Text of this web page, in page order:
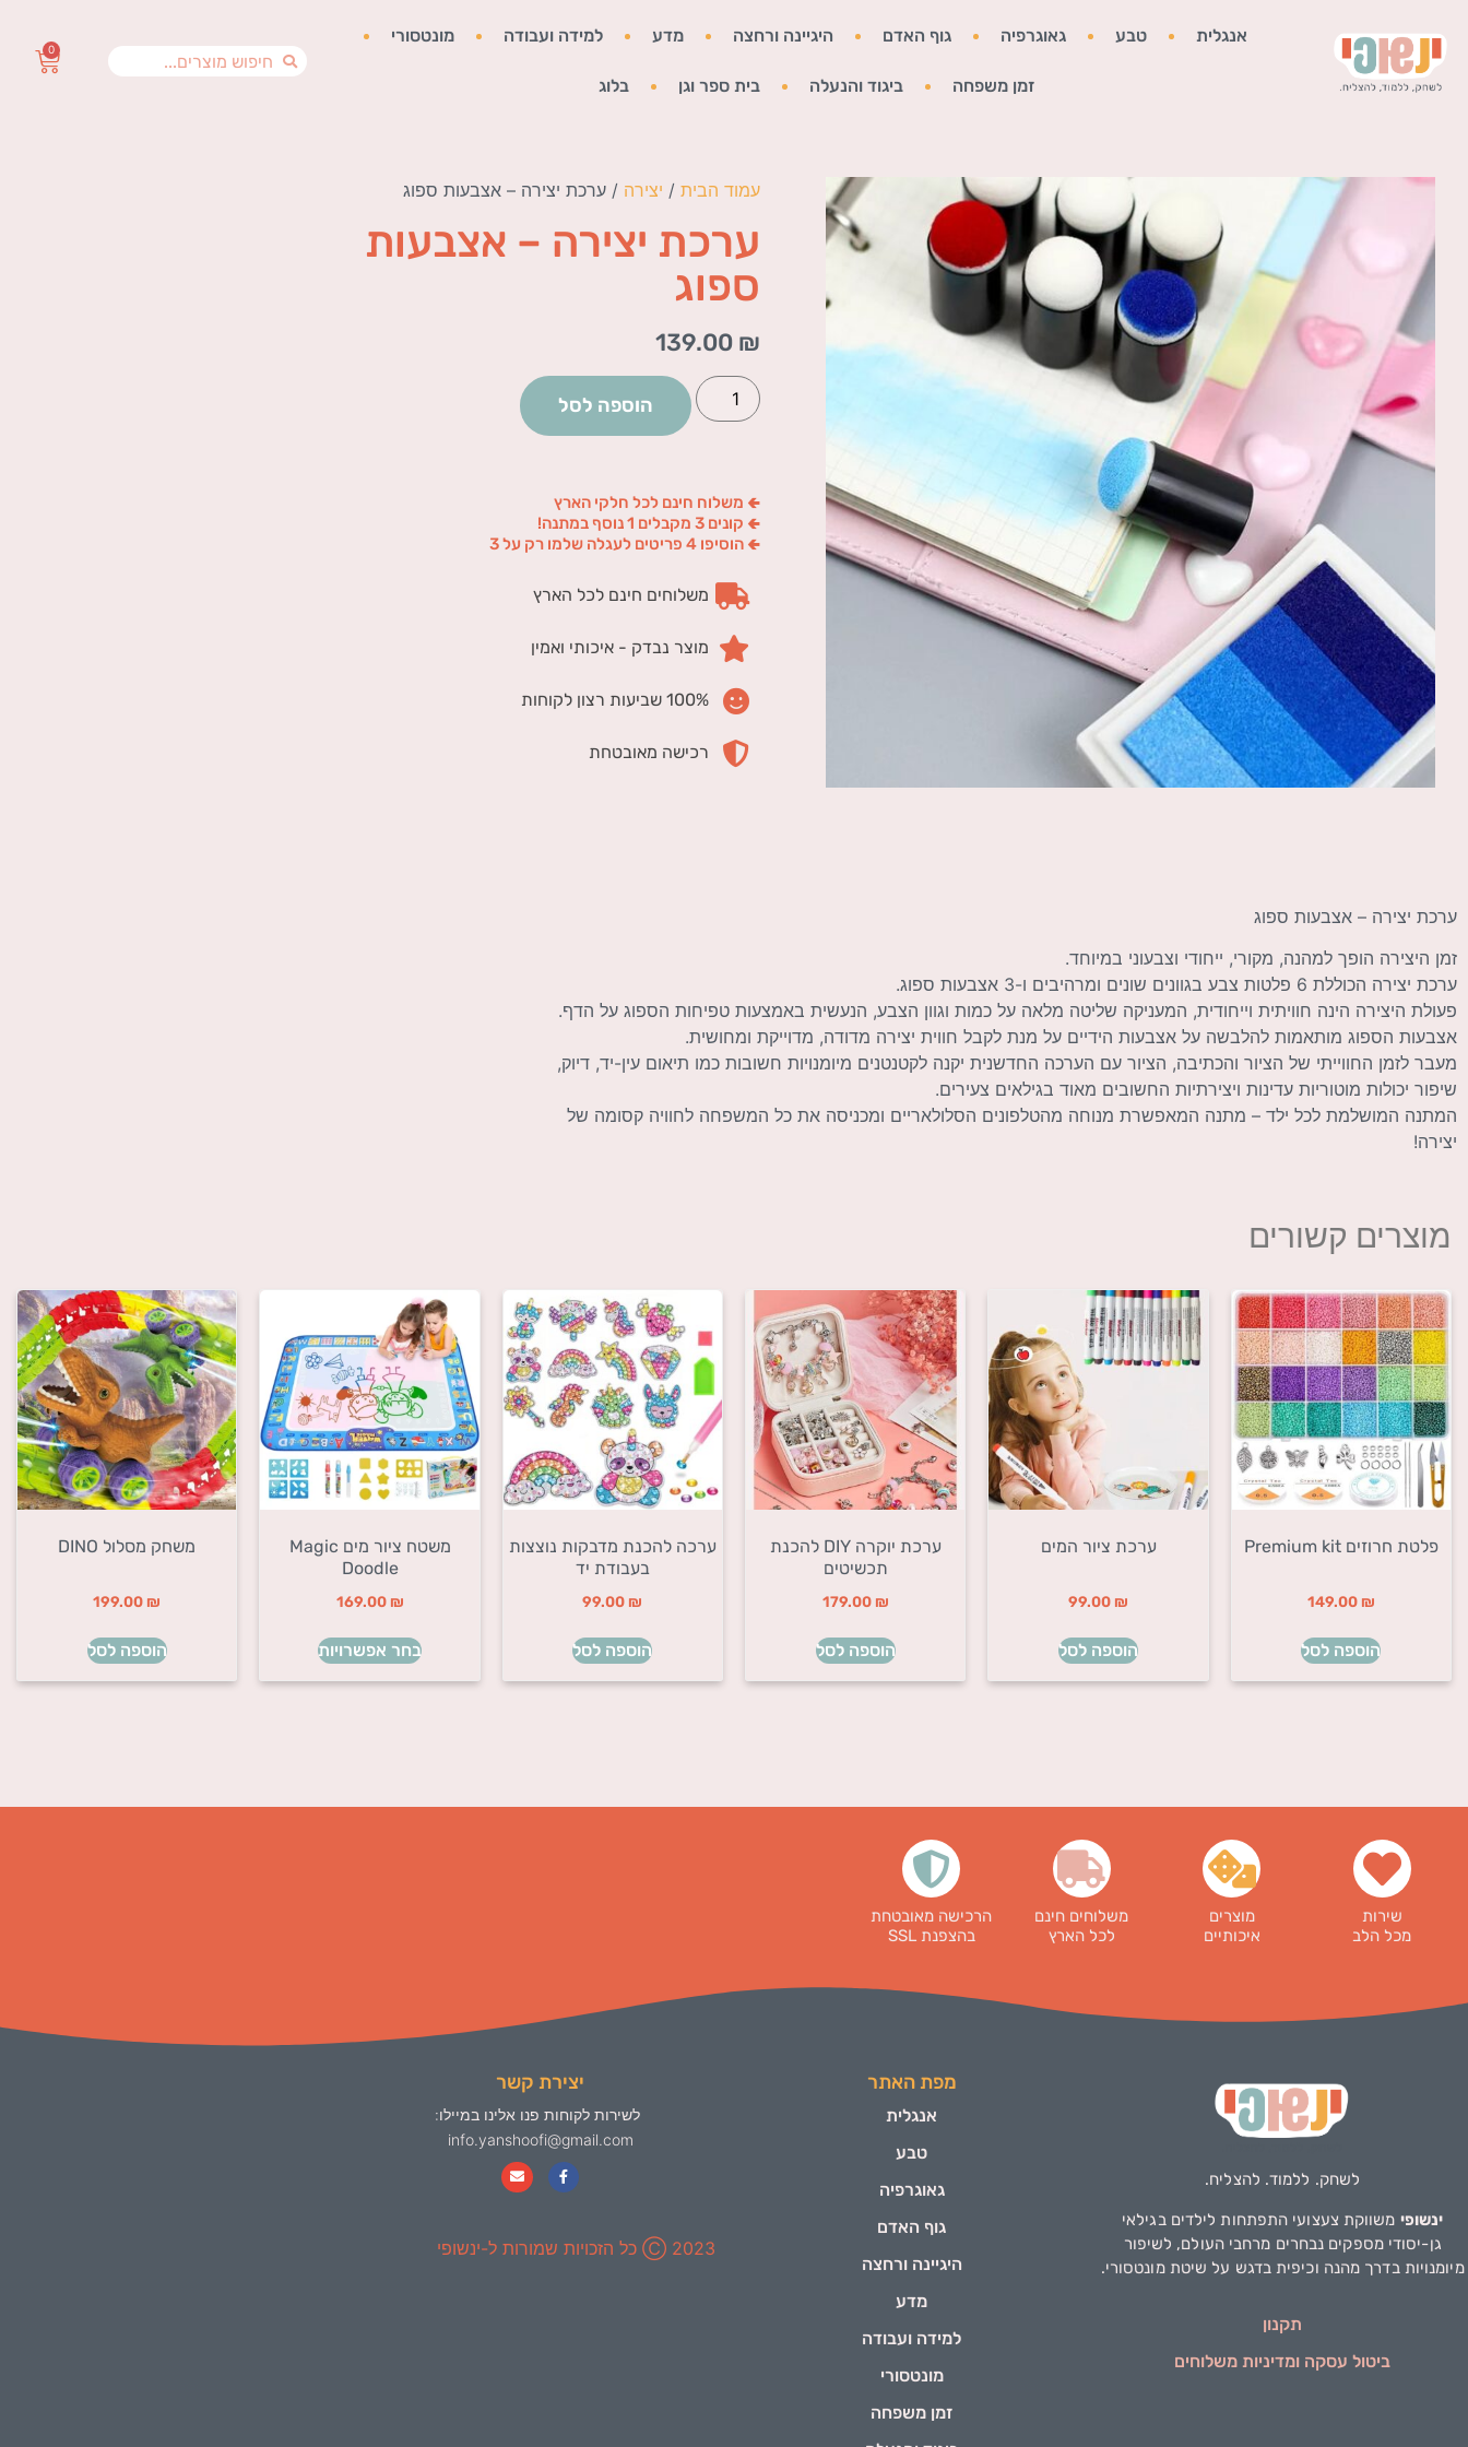
אנגלית טבע גאוגרפיה גוף האדם היגיינה ורחצה מדע למידה ועבודה מונטסורי
זמן משפחה ביגוד והנעלה בית ספר וגן בלוג
0
עמוד הבית / יצירה / ערכת יצירה – אצבעות ספוג
ערכת יצירה – אצבעות
ספוג
139.00 ₪
הוספה לסל
🢀 משלוח חינם לכל חלקי הארץ
🢀 קונים 3 מקבלים 1 נוסף במתנה!
🢀 הוסיפו 4 פריטים לעגלה שלמו רק על 3
משלוחים חינם לכל הארץ
מוצר נבדק - איכותי ואמין
100% שביעות רצון לקוחות
רכישה מאובטחת
ערכת יצירה – אצבעות ספוג
זמן היצירה הופך למהנה, מקורי, ייחודי וצבעוני במיוחד.
ערכת יצירה הכוללת 6 פלטות צבע בגוונים שונים ומרהיבים ו-3 אצבעות ספוג.
פעולת היצירה הינה חוויתית וייחודית, המעניקה שליטה מלאה על כמות וגוון הצבע, הנעשית באמצעות טפיחות הספוג על הדף.
אצבעות הספוג מותאמות להלבשה על אצבעות הידיים על מנת לקבל חווית יצירה מדודה, מדוייקת ומחושית.
מעבר לזמן החווייתי של הציור והכתיבה, הציור עם הערכה החדשנית יקנה לקטנטנים מיומנויות חשובות כמו תיאום עין-יד, דיוק,
שיפור יכולות מוטוריות עדינות ויצירתיות החשובים מאוד בגילאים צעירים.
המתנה המושלמת לכל ילד – מתנה המאפשרת מנוחה מהטלפונים הסלולאריים ומכניסה את כל המשפחה לחוויה קסומה של
יצירה!
מוצרים קשורים
פלטת חרוזים Premium kit
149.00 ₪
הוספה לסל
ערכת ציור המים
99.00 ₪
הוספה לסל
ערכת יוקרה DIY להכנת
תכשיטים
179.00 ₪
הוספה לסל
ערכה להכנת מדבקות נוצצות
בעבודת יד
99.00 ₪
הוספה לסל
משטח ציור מים Magic
Doodle
169.00 ₪
בחר אפשרויות
משחק מסלול DINO
199.00 ₪
הוספה לסל
שירות
מכל הלב
מוצרים
איכותיים
משלוחים חינם
לכל הארץ
הרכישה מאובטחת
בהצפנת SSL
לשחק. ללמוד. להצליח.
ינשופי משווקת צעצועי התפתחות לילדים בגילאי
גן-יסודי מספקים נבחרים מרחבי העולם, לשיפור
מיומנויות בדרך מהנה וכיפית בדגש על שיטת מונטסורי.
תקנון
ביטול עסקה ומדיניות משלוחים
מפת האתר
אנגלית
טבע
גאוגרפיה
גוף האדם
היגיינה ורחצה
מדע
למידה ועבודה
מונטסורי
זמן משפחה
יצירת קשר
לשירות לקוחות פנו אלינו במיילו:
info.yanshoofi@gmail.com
2023 Ⓒ כל הזכויות שמורות ל-ינשופי